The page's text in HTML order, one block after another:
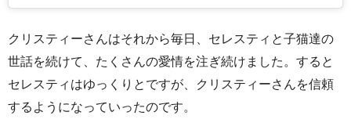
クリスティーさんはそれから毎日、セレスティと子猫達の
世話を続けて、たくさんの愛情を注ぎ続けました。すると
セレスティはゆっくりとですが、クリスティーさんを信頼
するようになっていったのです。